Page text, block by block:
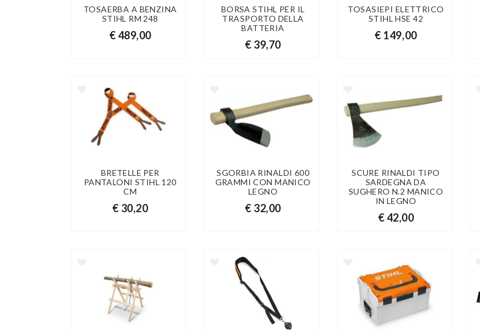
TOSAERBA A BENZINA
STIHL RM 248
€ 489,00
BORSA STIHL PER IL
TRASPORTO DELLA
BATTERIA
€ 39,70
TOSASIEPI ELETTRICO
STIHL HSE 42
€ 149,00
BRETELLE PER
PANTALONI STIHL 120
CM
€ 30,20
SGORBIA RINALDI 600
GRAMMI CON MANICO
LEGNO
€ 32,00
SCURE RINALDI TIPO
SARDEGNA DA
SUGHERO N.2 MANICO
IN LEGNO
€ 42,00